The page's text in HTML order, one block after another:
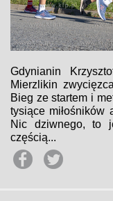
Gdynianin
Mierzlikin
Bieg ze startem i
tysiące miłośników
Nic dziwnego, to
częścią...